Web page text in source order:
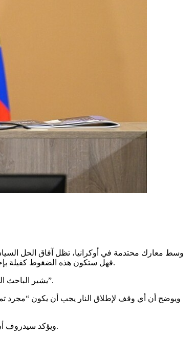
وسط معارك محتدمة في أوكرانيا، تظل آفاق الحل
فهل ستكون هذه الضغوط كفيلة بإجبار الرئيس الروسي فلاديمير بوتين على تقديم تنازلات، أم أن الكرملين سيراهن على عامل الوقت والمناظرات السياسية لتحقيق مكاسب استراتيجية؟.
يشير الباحث السياسي الروسي يفغيني سيدروف في حديثه لغرفة الأخبار على “سكاي نيوز عربية” إلى أن “الحديث عن اختراق حقيقي في مسألة الهدنة لا يزال مبكرا”.
ويوضح أن أي وقف لإطلاق النار يجب أن يكون “مجرد
ويؤكد سيدروف أن روسيا لا تنوي تقديم أي تنازلات في الوقت الراهن، خصوصا في ظل مطالب الدول الأوروبية بنشر قوات مراقبة أو قوات حفظ سلام تابعة لحلف الناتو.